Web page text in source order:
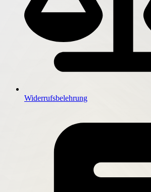
Widerrufsbelehrung